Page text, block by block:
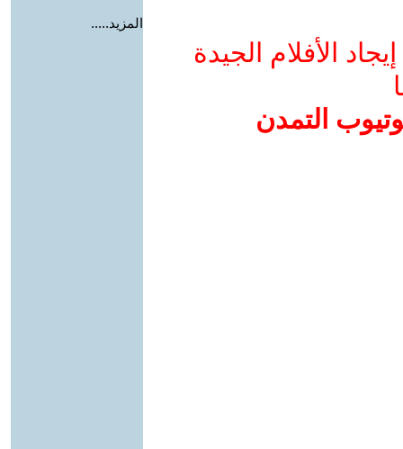
الأفلام الجيدة
التمدن
المزيد.....